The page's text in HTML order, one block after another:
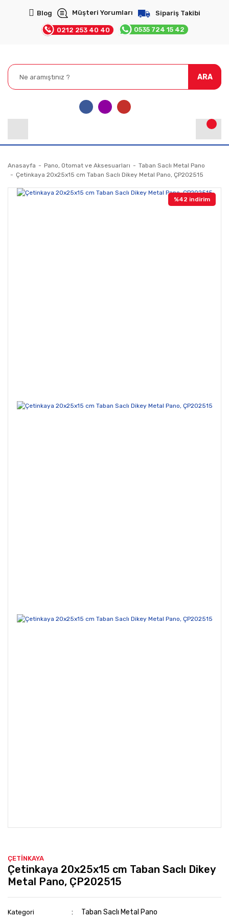
Blog Müşteri Yorumları Sipariş Takibi
0212 253 40 40 0535 724 15 42
ARA
Anasayfa Pano, Otomat ve Aksesuarları
Taban Saclı Metal Pano
Çetinkaya 20x25x15 cm Taban Saclı Dikey Metal Pano, ÇP202515
%42 indirim
ÇETİNKAYA
Çetinkaya 20x25x15 cm Taban Saclı Dikey
Metal Pano, ÇP202515
Kategori Taban Saclı Metal Pano